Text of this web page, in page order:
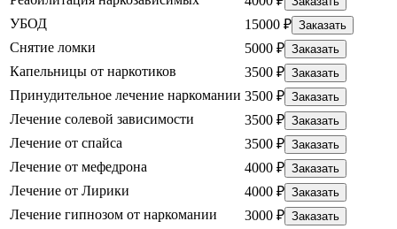
УБОД 15000 ₽ Заказать
Снятие ломки 5000 ₽ Заказать
Капельницы от наркотиков 3500 ₽ Заказать
Принудительное лечение наркомании 3500 ₽ Заказать
Лечение солевой зависимости 3500 ₽ Заказать
Лечение от спайса 3500 ₽ Заказать
Лечение от мефедрона 4000 ₽ Заказать
Лечение от Лирики 4000 ₽ Заказать
Лечение гипнозом от наркомании 3000 ₽ Заказать